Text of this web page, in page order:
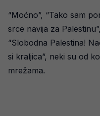
“Moćno”, “Tako sam
srce navija za
“Slobodna Palestina!
si kraljica”, neki su od
mrežama.